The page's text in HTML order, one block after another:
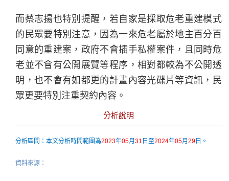
而蔡志揚也特別提醒，若自家是採取危老重建模式
的民眾要特別注意，因為一來危老屬於地主百分百
同意的重建案，政府不會插手私權案件，且同時危
老並不會有公開展覽等程序，相對都較為不公開透
明，也不會有如都更的計畫內容光碟片等資訊，民
眾更要特別注重契約內容。
分析說明
分析區間：本文分析時間範圍為2023年05月31 日至2024年05月29 日。
資料來源：